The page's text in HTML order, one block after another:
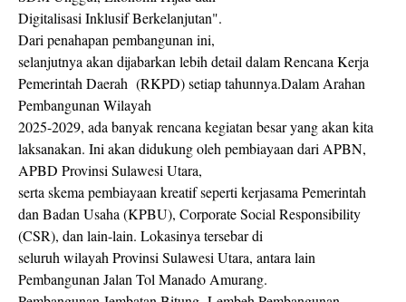
Digitalisasi Inklusif Berkelanjutan".
Dari penahapan pembangunan ini,
selanjutnya akan dijabarkan lebih detail dalam Rencana Kerja
Pemerintah Daerah (RKPD) setiap tahunnya.Dalam Arahan
Pembangunan Wilayah
2025-2029, ada banyak rencana kegiatan besar yang akan kita
laksanakan. Ini akan didukung oleh pembiayaan dari APBN,
APBD Provinsi Sulawesi Utara,
serta skema pembiayaan kreatif seperti kerjasama Pemerintah
dan Badan Usaha (KPBU), Corporate Social Responsibility
(CSR), dan lain-lain. Lokasinya tersebar di
seluruh wilayah Provinsi Sulawesi Utara, antara lain
Pembangunan Jalan Tol Manado Amurang.